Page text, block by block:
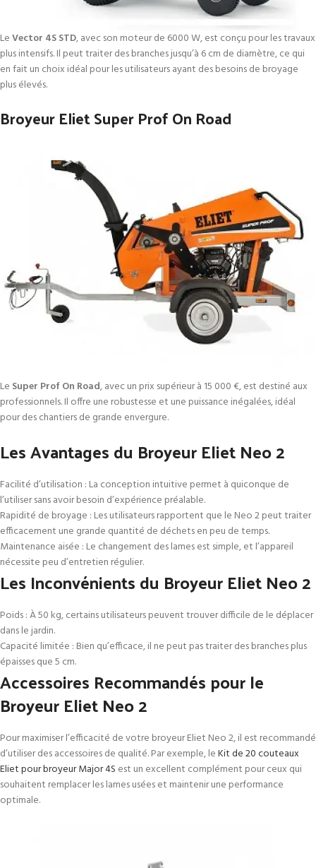
LeVector 4S STD, avec son moteur de 6000 W, est conçu pour les travaux
plus intensifs. Il peut traiter des branches jusqu’à 6 cm de diamètre, ce qui
en fait un choix idéal pour les utilisateurs ayant des besoins de broyage
plus élevés.
Broyeur Eliet Super Prof On Road
Le Super Prof On Road, avec un prix supérieur à 15 000 €, est destiné aux
professionnels. Il offre une robustesse et une puissance inégalées, idéal
pour des chantiers de grande envergure.
Les Avantages du Broyeur Eliet Neo 2
Facilité d’utilisation : La conception intuitive permet à quiconque de
l’utiliser sans avoir besoin d’expérience préalable.
Rapidité de broyage : Les utilisateurs rapportent que le Neo 2 peut traiter
efficacement une grande quantité de déchets en peu de temps.
Maintenance aisée : Le changement des lames est simple, et l’appareil
nécessite peu d’entretien régulier.
Les Inconvénients du Broyeur Eliet Neo 2
Poids : À 50 kg, certains utilisateurs peuvent trouver difficile de le déplacer
dans le jardin.
Capacité limitée : Bien qu’efficace, il ne peut pas traiter des branches plus
épaisses que 5 cm.
Accessoires Recommandés pour le
Broyeur Eliet Neo 2
Pour maximiser l’efficacité de votre broyeur Eliet Neo 2, il est recommandé
d’utiliser des accessoires de qualité. Par exemple, leKit de 20 couteaux
Eliet pour broyeur Major 4S est un excellent complément pour ceux qui
souhaitent remplacer les lames usées et maintenir une performance
optimale.